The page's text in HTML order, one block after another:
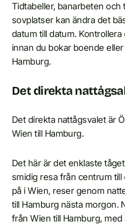
Tidtabeller, banarbeten och
sovplatser kan ändra det
datum till datum.
innan du bokar boende
Hamburg.
Det direkta
Det direkta nattågsvalet är
Wien till Hamburg.
Det här är det enklaste
smidig resa från centrum
på i Wien, reser genom
till Hamburg nästa morgon.
från Wien till Hamburg, med